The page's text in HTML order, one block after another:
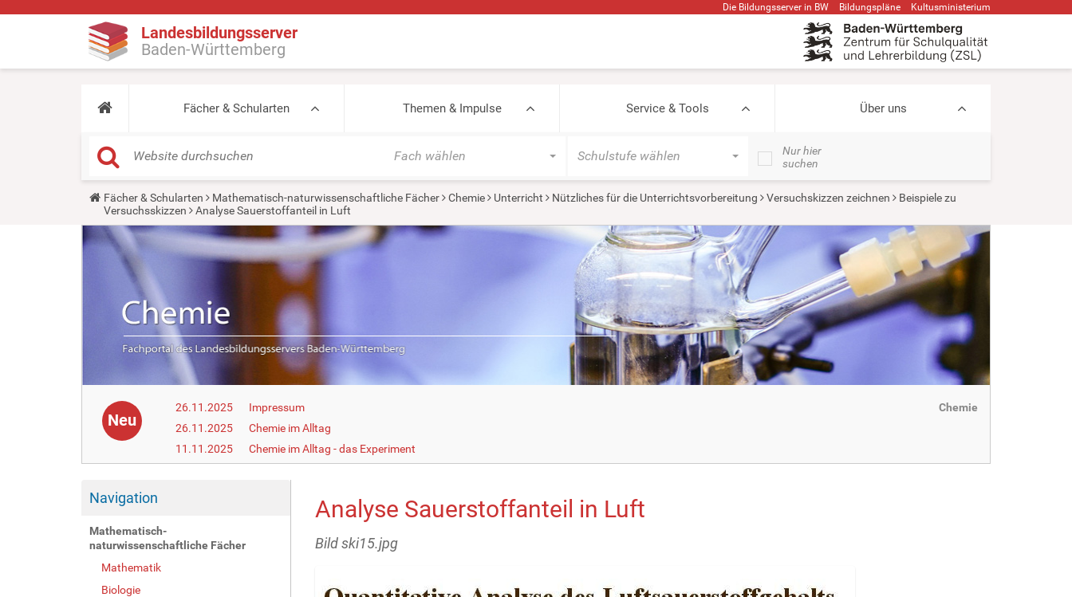
Die Bildungsserver in BW Bildungspläne Kultusministerium
Landesbildungsserver
Baden-Württemberg
Fächer & Schularten Themen & Impulse Service & Tools Über uns
Fach wählen Schulstufe wählen
Nur hier
suchen
Y
u
r
Fächer & Schularten Mathematisch-naturwissenschaftliche Fächer Chemie Unterricht Nützliches für die Unterrichtsvorbereitung Versuchskizzen zeichnen
Beispiele zu
Versuchsskizzen
Analyse Sauerstoffanteil in Luft
Neu
26.11.2025
Impressum
26.11.2025
Chemie im Alltag
11.11.2025
Chemie im Alltag - das Experiment
Chemie
Navigation
Mathematisch-
naturwissenschaftliche Fächer
Mathematik
Biologie
Analyse Sauerstoffanteil in Luft
Bild ski15.jpg